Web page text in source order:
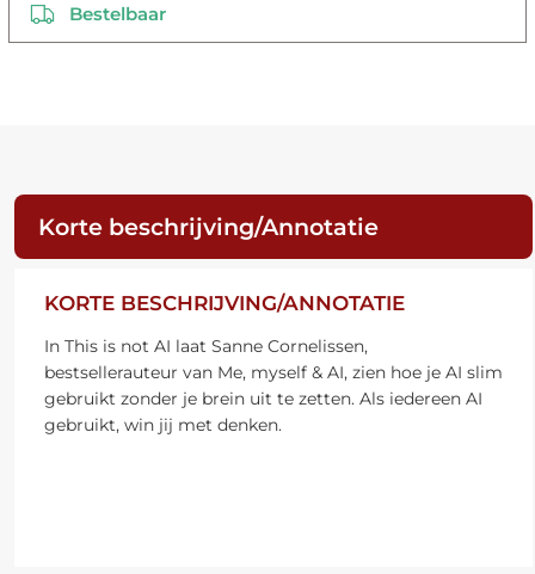
Bestelbaar
Korte beschrijving/Annotatie
KORTE BESCHRIJVING/ANNOTATIE
In This is not AI laat Sanne Cornelissen,
bestsellerauteur van Me, myself & AI, zien hoe je AI slim
gebruikt zonder je brein uit te zetten. Als iedereen AI
gebruikt, win jij met denken.